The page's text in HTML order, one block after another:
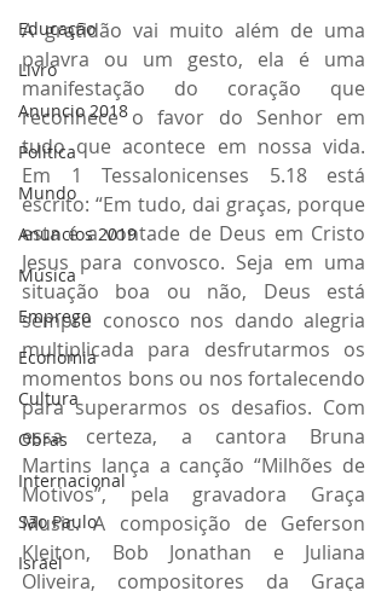
Educação
Livro
Anuncio 2018
Politica
Mundo
Anuncios 2019
Música
Emprego
Economia
Cultura
Obras
Internacional
São Paulo
Israel
A gratidão vai muito além de uma
palavra ou um gesto, ela é uma
manifestação do coração que
reconhece o favor do Senhor em
tudo que acontece em nossa vida.
Em 1 Tessalonicenses 5.18 está
escrito: “Em tudo, dai graças, porque
esta é a vontade de Deus em Cristo
Jesus para convosco. Seja em uma
situação boa ou não, Deus está
sempre conosco nos dando alegria
multiplicada para desfrutarmos os
momentos bons ou nos fortalecendo
para superarmos os desafios. Com
essa certeza, a cantora Bruna
Martins lança a canção “Milhões de
Motivos”, pela gravadora Graça
Music. A composição de Geferson
Kleiton, Bob Jonathan e Juliana
Oliveira, compositores da Graça